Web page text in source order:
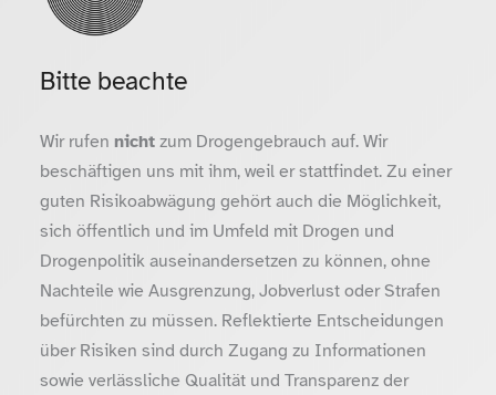
Bitte beachte
Wir rufen nichtzum Drogengebrauch auf. Wir
beschäftigen uns mit ihm, weil er stattfindet. Zu einer
guten Risikoabwägung gehört auch die Möglichkeit,
sich öffentlich und im Umfeld mit Drogen und
Drogenpolitik auseinandersetzen zu können, ohne
Nachteile wie Ausgrenzung, Jobverlust oder Strafen
befürchten zu müssen. Reflektierte Entscheidungen
über Risiken sind durch Zugang zu Informationen
sowie verlässliche Qualität und Transparenz der